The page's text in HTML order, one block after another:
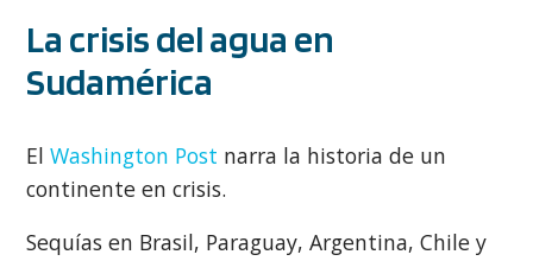
La crisis del agua en
Sudamérica
ElWashington Post narra la historia de un
continente en crisis.
Sequías en Brasil, Paraguay, Argentina, Chile y